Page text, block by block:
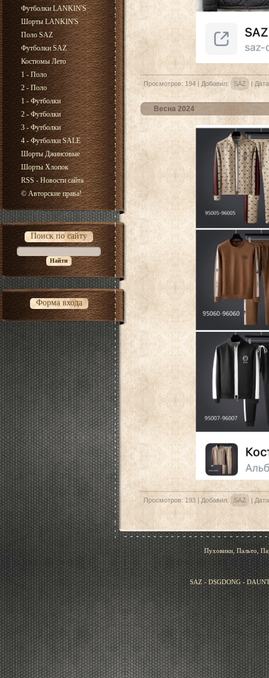
Футболки LANKIN'S
Шорты LANKIN'S
Поло SAZ
Футболки SAZ
Костюмы Лето
1 - Поло
2 - Поло
1 - Футболки
2 - Футболки
3 - Футболки
4 - Футболки SALE
Шорты Джинсовые
Шорты Хлопок
RSS - Новости сайта
© Авторские права!
Поиск по сайту
Форма входа
Просмотров: 194 | Добавил: SAZ |
Весна 2024
Просмотров: 193 | Добавил: SAZ |
Пуховики, Пальто,
SAZ - DSGDONG -